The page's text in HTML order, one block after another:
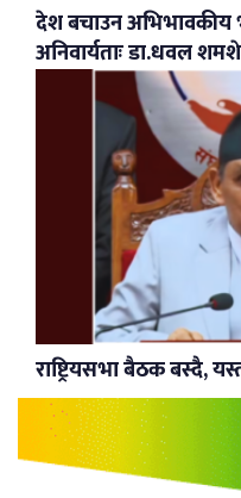
देश बचाउन अभिभावकीय
अनिवार्यताः डा.धवल
राष्ट्रियसभा बैठक बस्दै,